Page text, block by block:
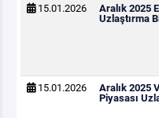
15.01.2026
Aralık 2025
Uzlaştırma
15.01.2026
Aralık 2025
Piyasası